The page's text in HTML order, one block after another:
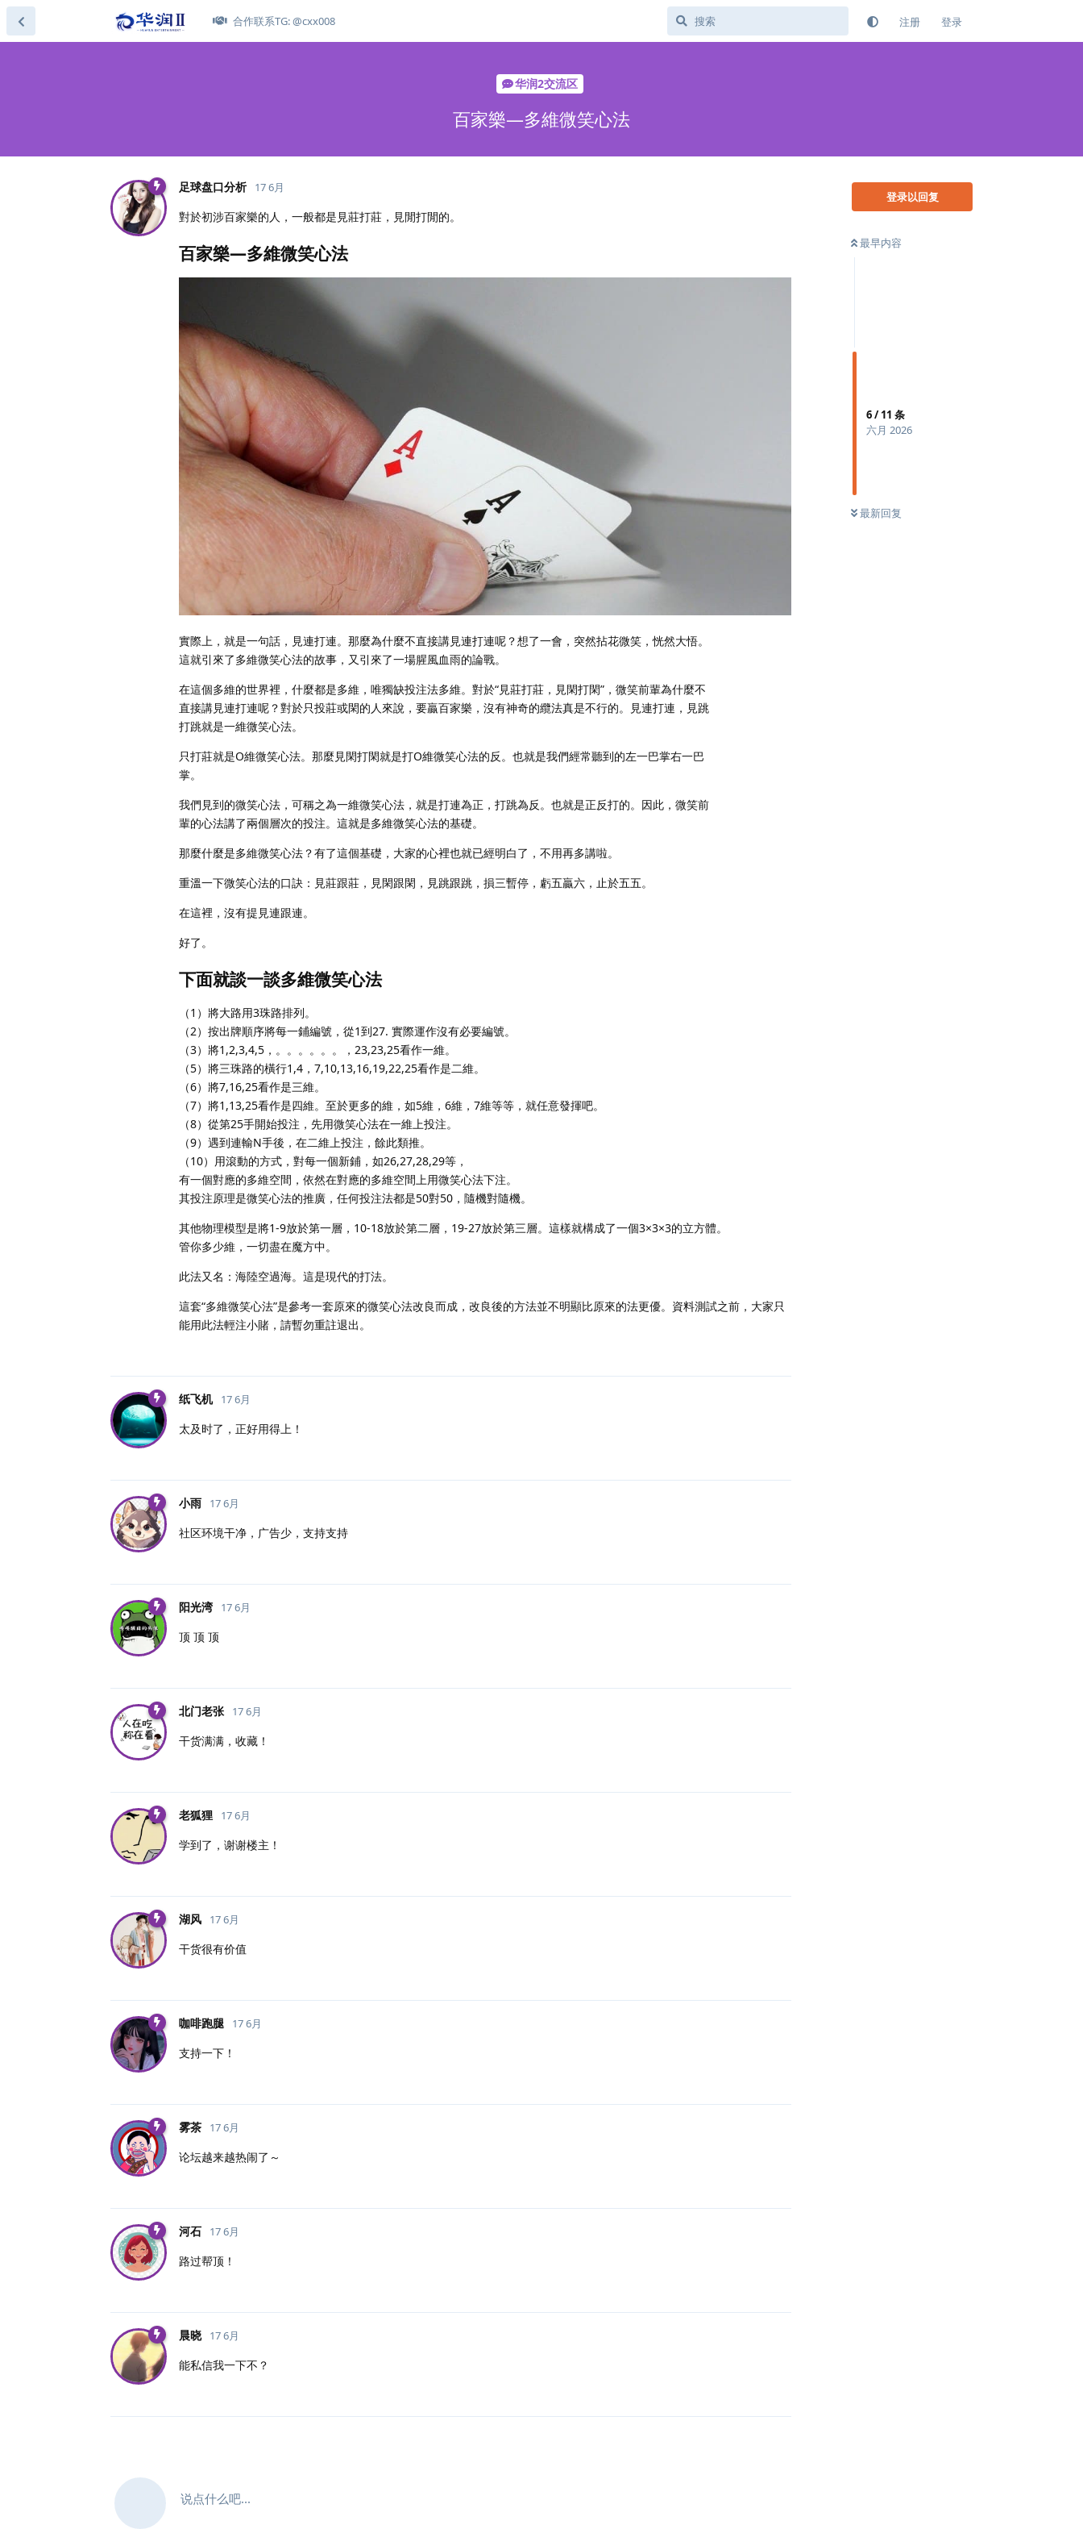
合作联系TG: @cxx008 注册 登录
华润2交流区
百家樂—多維微笑心法
登录以回复
最早内容
6/11 条
六月 2026
最新回复
足球盘口分析 17 6月
對於初涉百家樂的人，一般都是見莊打莊，見閒打閒的。
百家樂—多維微笑心法
實際上，就是一句話，見連打連。那麼為什麼不直接講見連打連呢？想了一會，突然拈花微笑，恍然大悟。
這就引來了多維微笑心法的故事，又引來了一場腥風血雨的論戰。
在這個多維的世界裡，什麼都是多維，唯獨缺投注法多維。對於“見莊打莊，見閑打閑”，微笑前輩為什麼不
直接講見連打連呢？對於只投莊或閑的人來說，要贏百家樂，沒有神奇的纜法真是不行的。見連打連，見跳
打跳就是一維微笑心法。
只打莊就是O維微笑心法。那麼見閑打閑就是打O維微笑心法的反。也就是我們經常聽到的左一巴掌右一巴
掌。
我們見到的微笑心法，可稱之為一維微笑心法，就是打連為正，打跳為反。也就是正反打的。因此，微笑前
輩的心法講了兩個層次的投注。這就是多維微笑心法的基礎。
那麼什麼是多維微笑心法？有了這個基礎，大家的心裡也就已經明白了，不用再多講啦。
重溫一下微笑心法的口訣：見莊跟莊，見閑跟閑，見跳跟跳，損三暫停，虧五贏六，止於五五。
在這裡，沒有提見連跟連。
好了。
下面就談一談多維微笑心法
（1）將大路用3珠路排列。
（2）按出牌順序將每一鋪編號，從1到27. 實際運作沒有必要編號。
（3）將1,2,3,4,5，。。。。。。，23,23,25看作一維。
（5）將三珠路的橫行1,4，7,10,13,16,19,22,25看作是二維。
（6）將7,16,25看作是三維。
（7）將1,13,25看作是四維。至於更多的維，如5維，6維，7維等等，就任意發揮吧。
（8）從第25手開始投注，先用微笑心法在一維上投注。
（9）遇到連輸N手後，在二維上投注，餘此類推。
（10）用滾動的方式，對每一個新鋪，如26,27,28,29等，
有一個對應的多維空間，依然在對應的多維空間上用微笑心法下注。
其投注原理是微笑心法的推廣，任何投注法都是50對50，隨機對隨機。
其他物理模型是將1-9放於第一層，10-18放於第二層，19-27放於第三層。這樣就構成了一個3×3×3的立方體。
管你多少維，一切盡在魔方中。
此法又名：海陸空過海。這是現代的打法。
這套“多維微笑心法”是參考一套原來的微笑心法改良而成，改良後的方法並不明顯比原來的法更優。資料測試之前，大家只
能用此法輕注小賭，請暫勿重註退出。
纸飞机 17 6月
太及时了，正好用得上！
小雨 17 6月
社区环境干净，广告少，支持支持
阳光湾 17 6月
顶 顶 顶
北门老张 17 6月
干货满满，收藏！
老狐狸 17 6月
学到了，谢谢楼主！
湖风 17 6月
干货很有价值
咖啡跑腿 17 6月
支持一下！
雾茶 17 6月
论坛越来越热闹了～
河石 17 6月
路过帮顶！
晨晓 17 6月
能私信我一下不？
说点什么吧...